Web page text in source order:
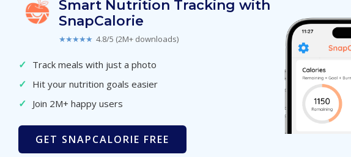
Smart Nutrition Tracking with
SnapCalorie
★★★★★ 4.8/5 (2M+ downloads)
✓ Track meals with just a photo
✓ Hit your nutrition goals easier
✓ Join 2M+ happy users
GET SNAPCALORIE FREE